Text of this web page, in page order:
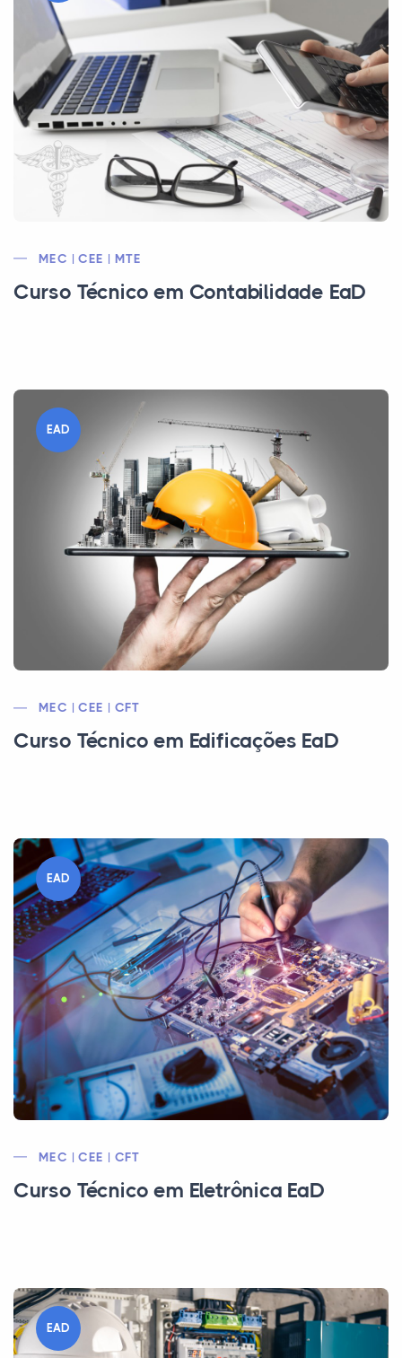
MEC | CEE | MTE
Curso Técnico em Contabilidade EaD
EAD
MEC | CEE | CFT
Curso Técnico em Edificações EaD
EAD
MEC | CEE | CFT
Curso Técnico em Eletrônica EaD
EAD